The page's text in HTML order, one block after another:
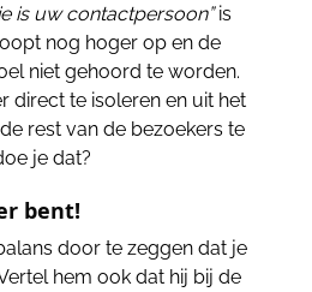
is uw contactpersoon”is
nog hoger op en de
niet gehoord te worden.
direct te isoleren en uit het
rest van de bezoekers te
je dat?
bent!
door te zeggen dat je
hem ook dat hij bij de